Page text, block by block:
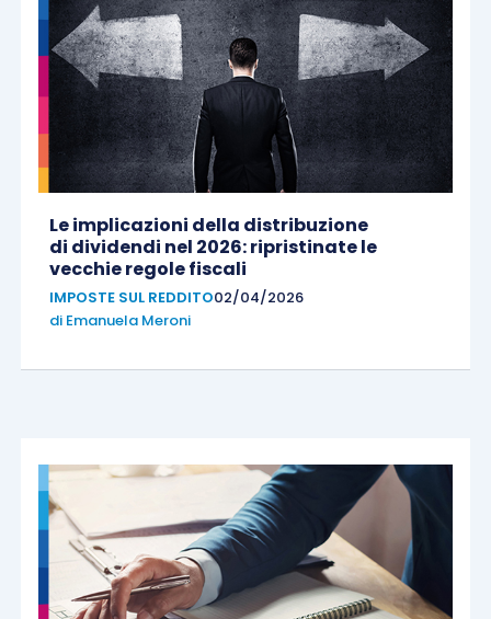
Le implicazioni della distribuzione
di dividendi nel 2026: ripristinate le
vecchie regole fiscali
IMPOSTE SUL REDDITO02/04/2026
di Emanuela Meroni